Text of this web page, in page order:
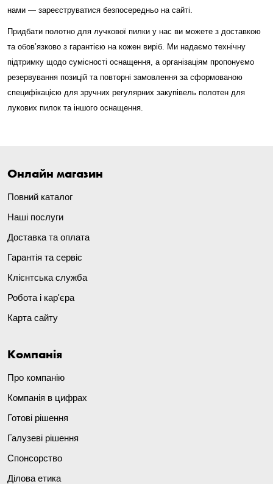
нами — зареєструватися безпосередньо на сайті.
Придбати полотно для лучкової пилки у нас ви можете з доставкою
та обов’язково з гарантією на кожен виріб. Ми надаємо технічну
підтримку щодо сумісності оснащення, а організаціям пропонуємо
резервування позицій та повторні замовлення за сформованою
специфікацією для зручних регулярних закупівель полотен для
лукових пилок та іншого оснащення.
Онлайн магазин
Повний каталог
Наші послуги
Доставка та оплата
Гарантія та сервіс
Клієнтська служба
Робота і кар'єра
Карта сайту
Компанія
Про компанію
Компанія в цифрах
Готові рішення
Галузеві рішення
Спонсорство
Ділова етика